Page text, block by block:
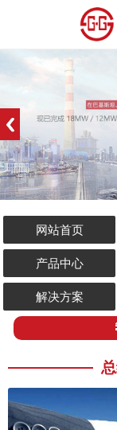
网站首页
产品中心
解决方案